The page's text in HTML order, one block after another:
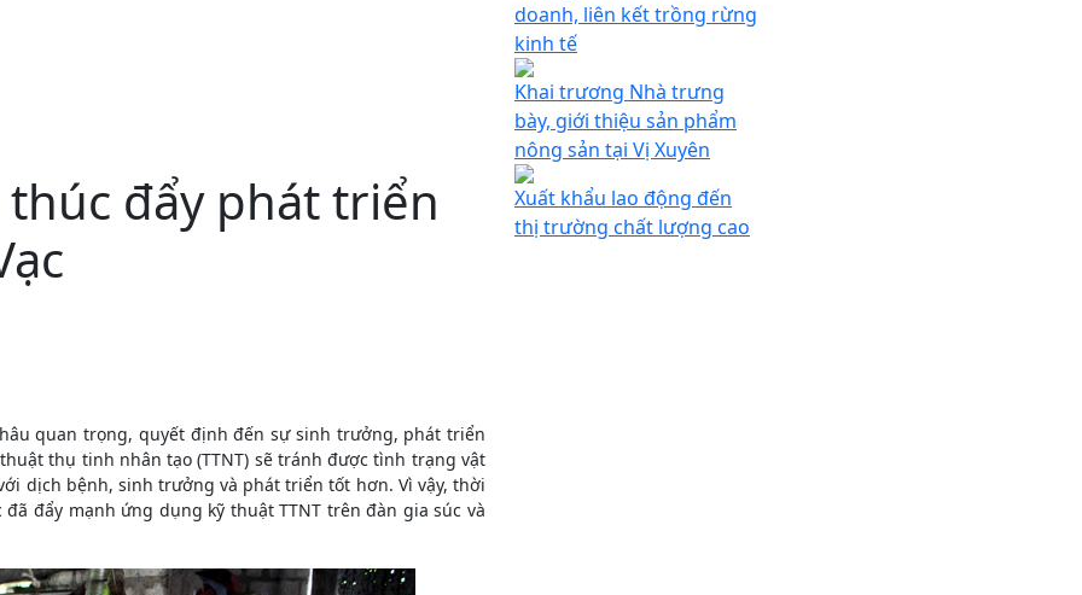
đẩy phát triển
quan trọng, quyết định đến sự sinh trưởng, phát triển
thụ tinh nhân tạo (TTNT) sẽ tránh được tình trạng vật
dịch bệnh, sinh trưởng và phát triển tốt hơn. Vì vậy, thời
đẩy mạnh ứng dụng kỹ thuật TTNT trên đàn gia súc và
doanh, liên kết trồng rừng
kinh tế
Khai trương Nhà trưng
bày, giới thiệu sản phẩm
nông sản tại Vị Xuyên
Xuất khẩu lao động đến
thị trường chất lượng cao